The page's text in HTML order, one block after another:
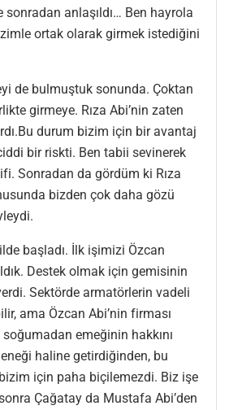
sonradan anlaşıldı… Ben hayrola
ortak olarak girmek istediğini
de bulmuştuk sonunda. Çoktan
girmeye. Rıza Abi’nin zaten
durum bizim için bir avantaj
bir riskti. Ben tabii sevinerek
Sonradan da gördüm ki Rıza
bizden çok daha gözü
başladı. İlk işimizi Özcan
Destek olmak için gemisinin
Sektörde armatörlerin vadeli
ama Özcan Abi’nin firması
emeğinin hakkını
haline getirdiğinden, bu
için paha biçilemezdi. Biz işe
Çağatay da Mustafa Abi’den